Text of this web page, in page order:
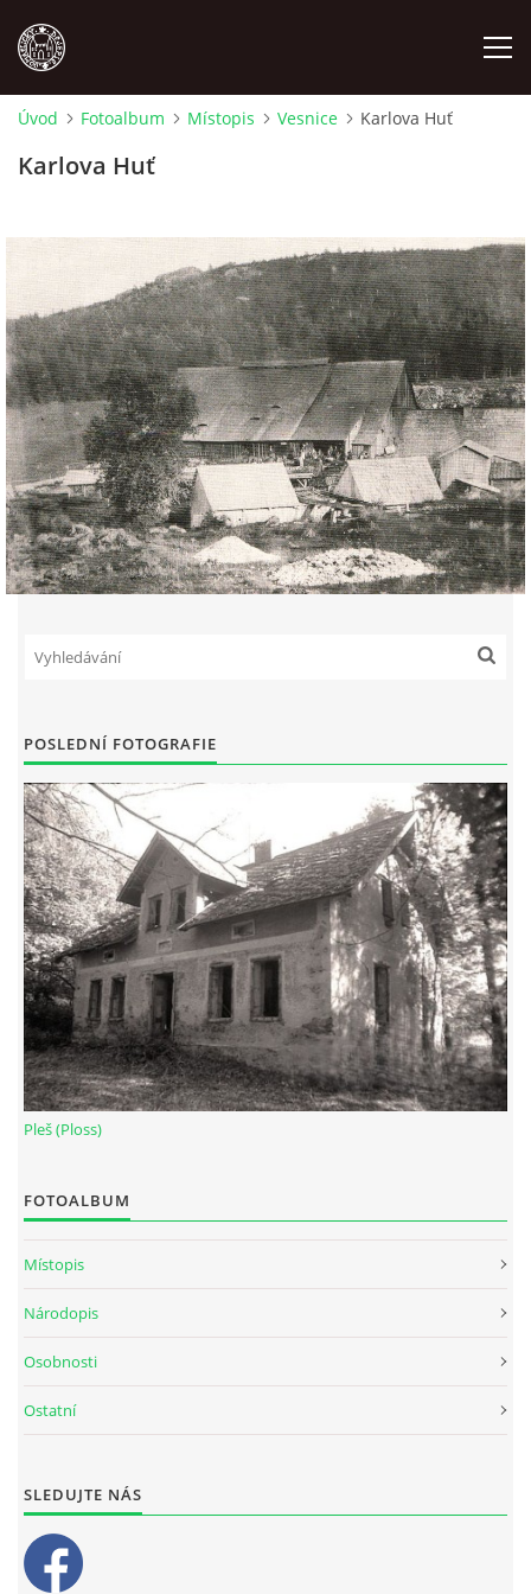
OSOBNOSTI
OSTATNÍ
ODKAZY
O NÁS
DŮL NA SLÍDU (NA KOLE)
tel. 773 916 275
info@domdej.cz
--------------------------------------------------------------
Tento projekt je realizován za finanční podpory
města Domažlice.
© 2026 eStránky.cz |Aktualizováno: 17. 7. 2026|Nahoru ↑
Úvod Fotoalbum Místopis Vesnice Karlova Huť
Karlova Huť
POSLEDNÍ FOTOGRAFIE
Pleš (Ploss)
FOTOALBUM
Místopis
Národopis
Osobnosti
Ostatní
SLEDUJTE NÁS